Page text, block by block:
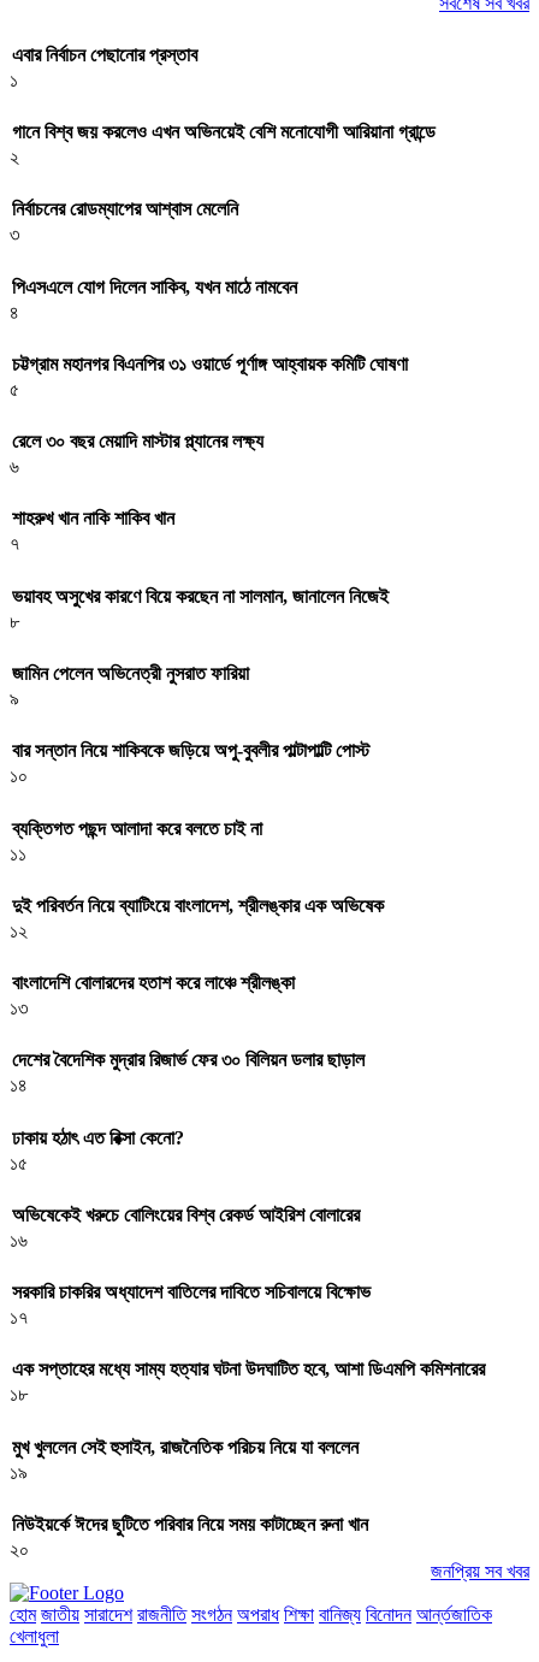
এবার নির্বাচন পেছানোর প্রস্তাব
১
গানে বিশ্ব জয় করলেও এখন অভিনয়েই বেশি মনোযোগী আরিয়ানা গ্রান্ডে
২
নির্বাচনের রোডম্যাপের আশ্বাস মেলেনি
৩
পিএসএলে যোগ দিলেন সাকিব, যখন মাঠে নামবেন
৪
চট্টগ্রাম মহানগর বিএনপির ৩১ ওয়ার্ডে পূর্ণাঙ্গ আহ্বায়ক কমিটি ঘোষণা
৫
রেলে ৩০ বছর মেয়াদি মাস্টার প্ল্যানের লক্ষ্য
৬
শাহরুখ খান নাকি শাকিব খান
৭
ভয়াবহ অসুখের কারণে বিয়ে করছেন না সালমান, জানালেন নিজেই
৮
জামিন পেলেন অভিনেত্রী নুসরাত ফারিয়া
৯
বার সন্তান নিয়ে শাকিবকে জড়িয়ে অপু-বুবলীর পাল্টাপাল্টি পোস্ট
১০
ব্যক্তিগত পছন্দ আলাদা করে বলতে চাই না
১১
দুই পরিবর্তন নিয়ে ব্যাটিংয়ে বাংলাদেশ, শ্রীলঙ্কার এক অভিষেক
১২
বাংলাদেশি বোলারদের হতাশ করে লাঞ্চে শ্রীলঙ্কা
১৩
দেশের বৈদেশিক মুদ্রার রিজার্ভ ফের ৩০ বিলিয়ন ডলার ছাড়াল
১৪
ঢাকায় হঠাৎ এত রিক্সা কেনো?
১৫
অভিষেকেই খরুচে বোলিংয়ের বিশ্ব রেকর্ড আইরিশ বোলারের
১৬
সরকারি চাকরির অধ্যাদেশ বাতিলের দাবিতে সচিবালয়ে বিক্ষোভ
১৭
এক সপ্তাহের মধ্যে সাম্য হত্যার ঘটনা উদঘাটিত হবে, আশা ডিএমপি কমিশনারের
১৮
মুখ খুললেন সেই হুসাইন, রাজনৈতিক পরিচয় নিয়ে যা বললেন
১৯
নিউইয়র্কে ঈদের ছুটিতে পরিবার নিয়ে সময় কাটাচ্ছেন রুনা খান
২০
জনপ্রিয় সব খবর
হোম জাতীয় সারাদেশ রাজনীতি সংগঠন অপরাধ শিক্ষা বানিজ্য বিনোদন আর্ন্তজাতিক
খেলাধুলা